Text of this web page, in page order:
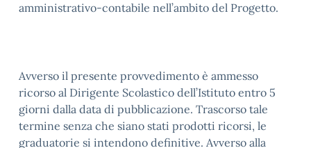
amministrativo-contabile nell’ambito del Progetto.
Avverso il presente provvedimento è ammesso
ricorso al Dirigente Scolastico dell’Istituto entro 5
giorni dalla data di pubblicazione. Trascorso tale
termine senza che siano stati prodotti ricorsi, le
graduatorie si intendono definitive. Avverso alla